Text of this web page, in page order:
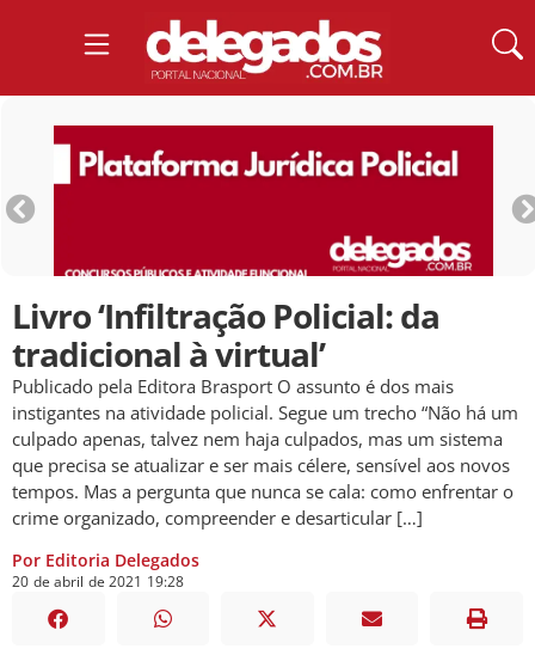
Livro ‘Infiltração Policial: da
tradicional à virtual’
Publicado pela Editora Brasport O assunto é dos mais
instigantes na atividade policial. Segue um trecho “Não há um
culpado apenas, talvez nem haja culpados, mas um sistema
que precisa se atualizar e ser mais célere, sensível aos novos
tempos. Mas a pergunta que nunca se cala: como enfrentar o
crime organizado, compreender e desarticular […]
Por Editoria Delegados
20 de abril de 2021 19:28